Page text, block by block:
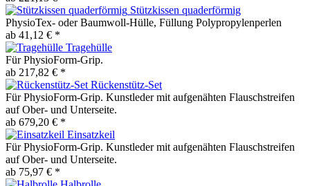
Stützkissen quaderförmig
PhysioTex- oder Baumwoll-Hülle, Füllung Polypropylenperlen
ab 41,12 € *
Tragehülle
Für PhysioForm-Grip.
ab 217,82 € *
Rückenstütz-Set
Für PhysioForm-Grip. Kunstleder mit aufgenähten Flauschstreifen
auf Ober- und Unterseite.
ab 679,20 € *
Einsatzkeil
Für PhysioForm-Grip. Kunstleder mit aufgenähten Flauschstreifen
auf Ober- und Unterseite.
ab 75,97 € *